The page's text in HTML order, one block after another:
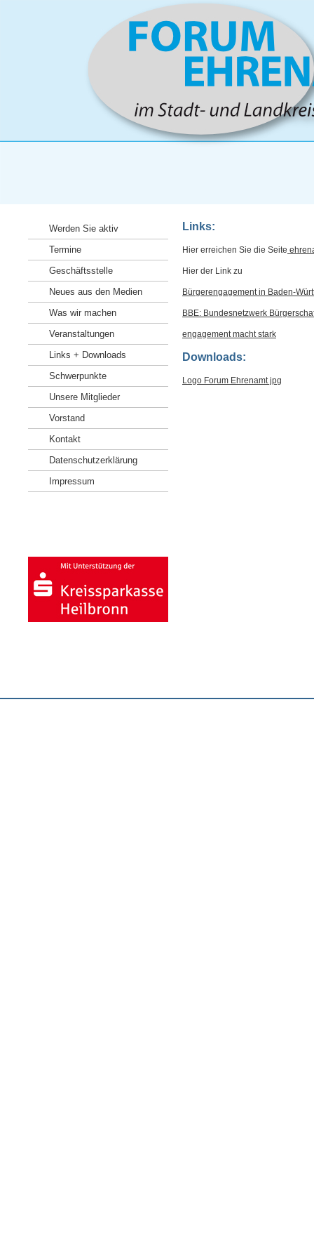
Werden Sie aktiv
Termine
Geschäftsstelle
Neues aus den Medien
Was wir machen
Veranstaltungen
Links + Downloads
Schwerpunkte
Unsere Mitglieder
Vorstand
Kontakt
Datenschutzerklärung
Impressum
Links:
Hier erreichen Sie die Seite
Hier der Link zu
Bürgerengagement in Baden-
BBE: Bundesnetzwerk
engagement macht stark
Downloads:
Logo Forum Ehrenamt jpg